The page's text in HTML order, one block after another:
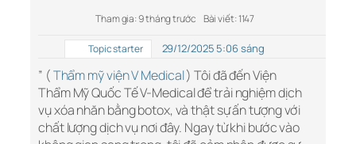
Tham gia: 9 tháng trước Bài viết: 1147
Topic starter 29/12/2025 5:06 sáng
” (Thẩm mỹ viện V Medical) Tôi đã đến Viện
Thẩm Mỹ Quốc Tế V-Medical để trải nghiệm dịch
vụ xóa nhăn bằng botox, và thật sự ấn tượng với
chất lượng dịch vụ nơi đây. Ngay từ khi bước vào